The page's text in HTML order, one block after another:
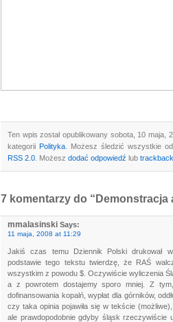
Ten wpis został opublikowany sobota, 10 maja,
kategorii Polityka . Możesz śledzić wszystkie
RSS 2.0 . Możesz dodać odpowiedź lub trackback
7 komentarzy do “Demonstracja
mmalasinski Says:
11 maja, 2008 at 11:29
Jakiś czas temu Dziennik Polski drukował
podstawie tego tekstu twierdzę, że RAŚ
wszystkim z powodu $. Oczywiście wyliczenia
a z powrotem dostajemy sporo mniej. Z
dofinansowania kopalń, wypłat dla górników,
czy taka opinia pojawiła się w tekście
ale prawdopodobnie gdyby śląsk rzeczywiście